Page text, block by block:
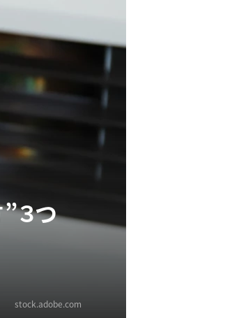
３つ
stock.adobe.com